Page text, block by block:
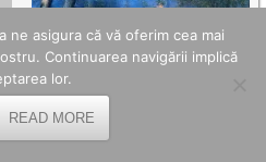
ne asigura că vă oferim cea mai
Continuarea navigării implică
lor.
READ MORE